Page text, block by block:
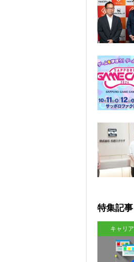
特集記事
キャリア